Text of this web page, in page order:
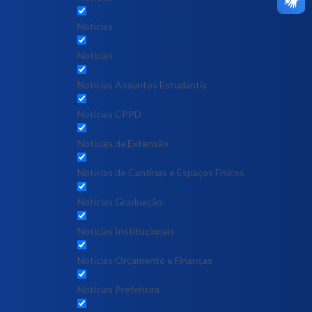
Notícias
Notícias
Notícias Assuntos Estudantis
Notícias CPPD
Notícias da Extensão
Notícias de Cantinas e Espaços Físicos
Notícias Graduação
Notícias Institucionais
Notícias Orçamento e Finanças
Notícias Prefeitura